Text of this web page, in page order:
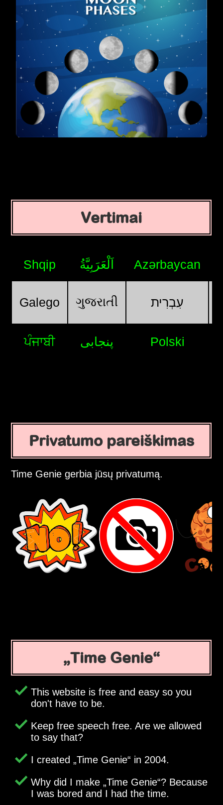
Vertimai
Shqip اَلْعَرَبِيَّةُ Azərbaycan
Galego ગુજરાતી עִבְרִית
ਪੰਜਾਬੀ پنجابی Polski
Privatumo pareiškimas
Time Genie gerbia jūsų privatumą.
Time Genie
This website is free and easy so you
don't have to be.
Keep free speech free. Are we allowed
to say that?
I created Time Genie in 2004.
Why did I make Time Genie ? Because
I was bored and I had the time.